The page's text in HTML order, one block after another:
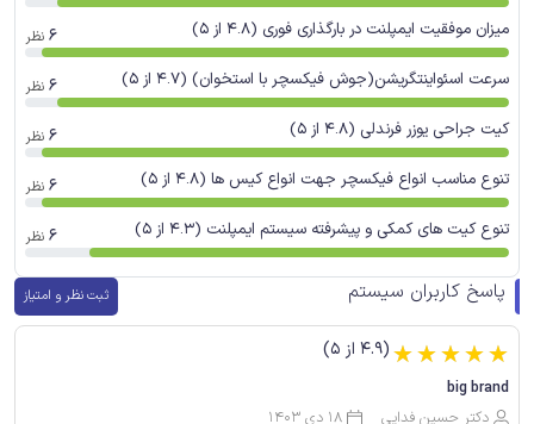
میزان موفقیت ایمپلنت در بارگذاری فوری (4.8 از 5) 6 نظر
سرعت اسئواینتگریشن(جوش فیکسچر با استخوان) (4.7 از 5) 6 نظر
کیت جراحی یوزر فرندلی (4.8 از 5) 6 نظر
تنوع مناسب انواع فیکسچر جهت انواع کیس ها (4.8 از 5) 6 نظر
تنوع کیت های کمکی و پیشرفته سیستم ایمپلنت (4.3 از 5) 6 نظر
پاسخ کاربران سیستم ثبت نظر و امتیاز
(4.9 از 5)☆☆☆☆☆
big brand
دکتر حسین فدایی
18 دی 1403